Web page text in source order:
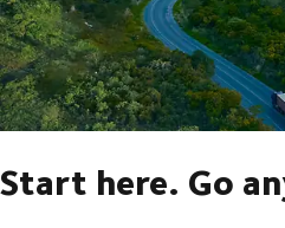
Start here. Go